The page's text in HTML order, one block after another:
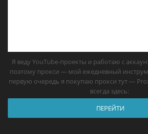
Я веду YouTube-проекты и работаю с
поэтому прокси — мой ежедневный
первую очередь я покупаю прокси тут —
всегда здесь:
ПЕРЕЙТИ